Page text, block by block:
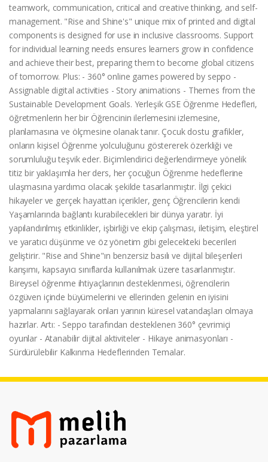
teamwork, communication, critical and creative thinking, and self-
management. "Rise and Shine's" unique mix of printed and digital
components is designed for use in inclusive classrooms. Support
for individual learning needs ensures learners grow in confidence
and achieve their best, preparing them to become global citizens
of tomorrow. Plus: - 360° online games powered by seppo -
Assignable digital activities - Story animations - Themes from the
Sustainable Development Goals. Yerleşik GSE Öğrenme Hedefleri,
öğretmenlerin her bir Öğrencinin ilerlemesini izlemesine,
planlamasına ve ölçmesine olanak tanır. Çocuk dostu grafikler,
onların kişisel Öğrenme yolculuğunu göstererek özerkliği ve
sorumluluğu teşvik eder. Biçimlendirici değerlendirmeye yönelik
titiz bir yaklaşımla her ders, her çocuğun Öğrenme hedeflerine
ulaşmasına yardımcı olacak şekilde tasarlanmıştır. İlgi çekici
hikayeler ve gerçek hayattan içerikler, genç Öğrencilerin kendi
Yaşamlarında bağlantı kurabilecekleri bir dünya yaratır. İyi
yapılandırılmış etkinlikler, işbirliği ve ekip çalışması, iletişim, eleştirel
ve yaratıcı düşünme ve öz yönetim gibi gelecekteki becerileri
geliştirir. "Rise and Shine"ın benzersiz basılı ve dijital bileşenleri
karışımı, kapsayıcı sınıflarda kullanılmak üzere tasarlanmıştır.
Bireysel öğrenme ihtiyaçlarının desteklenmesi, öğrencilerin
özgüven içinde büyümelerini ve ellerinden gelenin en iyisini
yapmalarını sağlayarak onları yarının küresel vatandaşları olmaya
hazırlar. Artı: - Seppo tarafından desteklenen 360° çevrimiçi
oyunlar - Atanabilir dijital aktiviteler - Hikaye animasyonları -
Sürdürülebilir Kalkınma Hedeflerinden Temalar.